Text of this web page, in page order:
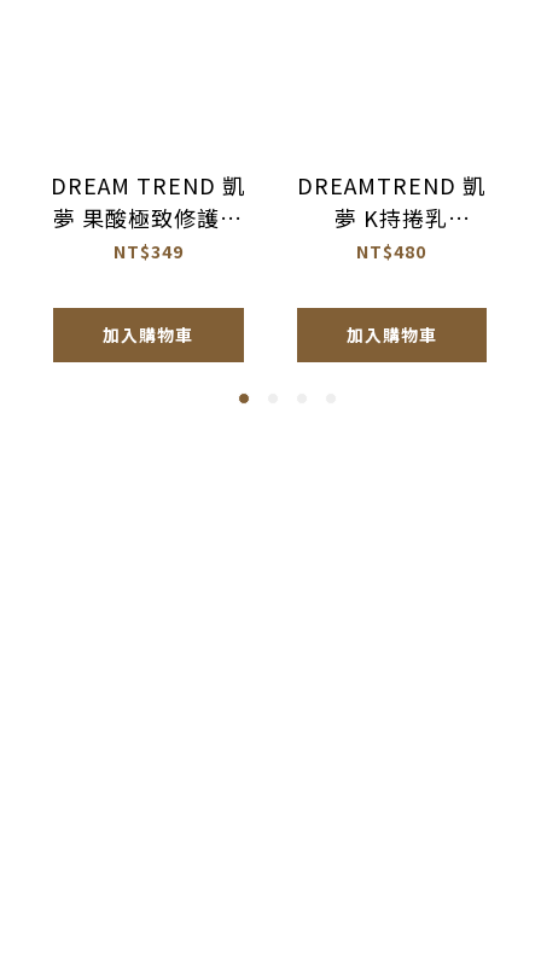
DREAM TREND 凱
夢 果酸極致修護精
華 免沖洗護髮
NT$349
加入購物車
DREAMTREND 凱
夢 K持捲乳
100ml【AK017】
NT$480
加入購物車